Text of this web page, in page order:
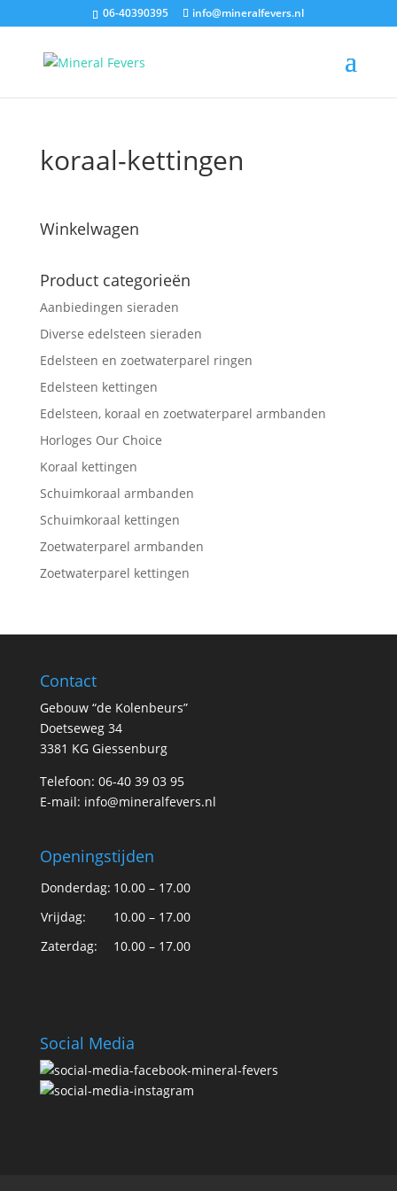
06-40390395 info@mineralfevers.nl
koraal-kettingen
Winkelwagen
Product categorieën
Aanbiedingen sieraden
Diverse edelsteen sieraden
Edelsteen en zoetwaterparel ringen
Edelsteen kettingen
Edelsteen, koraal en zoetwaterparel armbanden
Horloges Our Choice
Koraal kettingen
Schuimkoraal armbanden
Schuimkoraal kettingen
Zoetwaterparel armbanden
Zoetwaterparel kettingen
Contact
Gebouw “de Kolenbeurs”
Doetseweg 34
3381 KG Giessenburg
Telefoon: 06-40 39 03 95
E-mail: info@mineralfevers.nl
Openingstijden
Donderdag: 10.00 – 17.00
Vrijdag:
10.00 – 17.00
Zaterdag:
10.00 – 17.00
Social Media